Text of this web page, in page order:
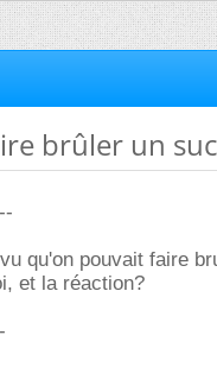
brûler un
qu'on pouvait faire
et la réaction?